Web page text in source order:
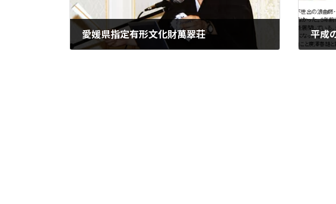
愛媛県指定有形文化財萬翠荘